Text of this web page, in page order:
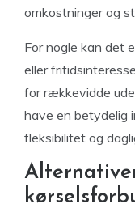
omkostninger og
For nogle kan det
eller
for rækkevidde
have en betydelig
fleksibilitet og